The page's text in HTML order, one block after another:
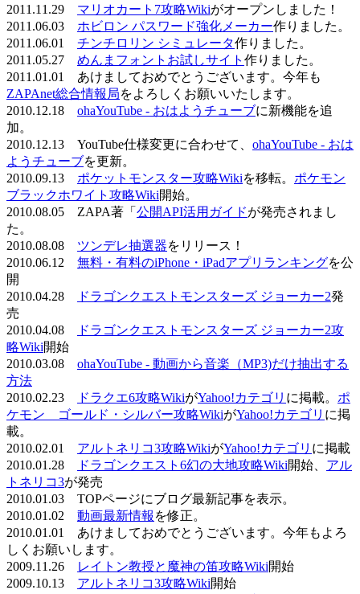
2011.11.29 マリオカート7攻略Wikiがオープンしました！
2011.06.03 ホビロン パスワード強化メーカー作りました。
2011.06.01 チンチロリン シミュレータ作りました。
2011.05.27 めんまフォントお試しサイト 作りました。
2011.01.01 あけましておめでとうございます。今年も
ZAPAnet総合情報局をよろしくお願いいたします。
2010.12.18 ohaYouTube - おはようチューブに新機能を追
加。
2010.12.13 YouTube仕様変更に合わせて、 ohaYouTube - おは
ようチューブを更新。
2010.09.13 ポケットモンスター攻略Wikiを移転。 ポケモン
ブラックホワイト攻略Wiki開始。
2010.08.05 ZAPA著「 公開API活用ガイドが発売されまし
た。
2010.08.08 ツンデレ抽選器をリリース！
2010.06.12 無料・有料のiPhone・iPadアプリランキングを公
開
2010.04.28
ドラゴンクエストモンスターズ ジョーカー2発
売
2010.04.08
ドラゴンクエストモンスターズ ジョーカー2攻
略Wiki開始
2010.03.08 ohaYouTube - 動画から音楽（MP3)だけ抽出する
方法
2010.02.23
ドラクエ6攻略WikiがYahoo!カテゴリ に掲載。 ポ
ケモン ゴールド・シルバー攻略WikiがYahoo!カテゴリ に掲
載。
2010.02.01 アルトネリコ3攻略WikiがYahoo!カテゴリ に掲載
2010.01.28
ドラゴンクエスト6幻の大地攻略Wiki開始、 アル
トネリコ3が発売
2010.01.03 TOPページにブログ最新記事を表示。
2010.01.02 動画最新情報 を修正。
2010.01.01 あけましておめでとうございます。今年もよろ
しくお願いします。
2009.11.26
レイトン教授と魔神の笛攻略Wiki開始
2009.10.13 アルトネリコ3攻略Wiki開始